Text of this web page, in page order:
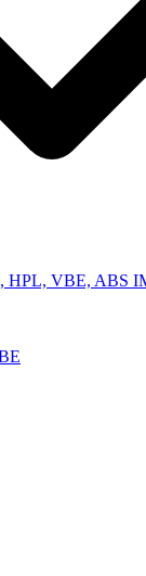
HPL, VBE, ABS